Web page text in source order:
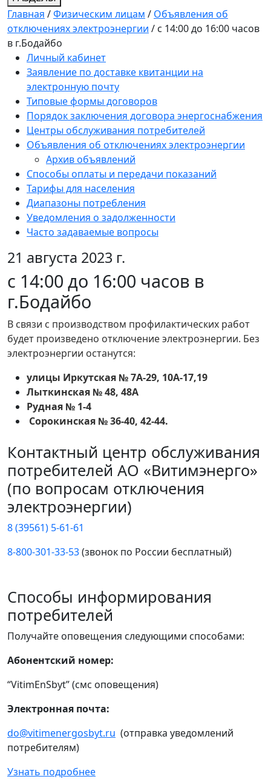
Главная /Физическим лицам / Объявления об
отключениях электроэнергии / с 14:00 до 16:00 часов
в г.Бодайбо
Личный кабинет
Заявление по доставке квитанции на
электронную почту
Типовые формы договоров
Порядок заключения договора энергоснабжения
Центры обслуживания потребителей
Объявления об отключениях электроэнергии
Архив объявлений
Способы оплаты и передачи показаний
Тарифы для населения
Диапазоны потребления
Уведомления о задолженности
Часто задаваемые вопросы
21 августа 2023 г.
с 14:00 до 16:00 часов в
г.Бодайбо
В связи с производством профилактических работ
будет произведено отключение электроэнергии. Без
электроэнергии останутся:
улицы Иркутская № 7А-29, 10А-17,19
Лыткинская № 48, 48А
Рудная № 1-4
Сорокинская № 36-40, 42-44.
Контактный центр обслуживания
потребителей АО «Витимэнерго»
(по вопросам отключения
электроэнергии)
8 (39561) 5-61-61
8-800-301-33-53(звонок по России бесплатный)
Способы информирования
потребителей
Получайте оповещения следующими способами:
Абонентский номер:
“VitimEnSbyt” (смс оповещения)
Электронная почта:
do@vitimenergosbyt.ru (отправка уведомлений
потребителям)
Узнать подробнее